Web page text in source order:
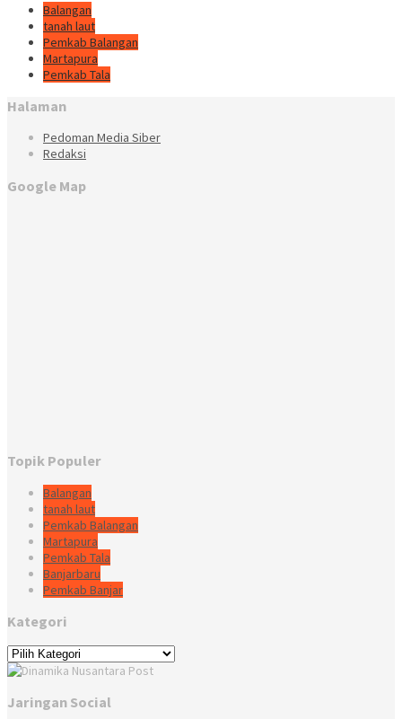
Balangan
tanah laut
Pemkab Balangan
Martapura
Pemkab Tala
Halaman
Pedoman Media Siber
Redaksi
Google Map
Topik Populer
Balangan
tanah laut
Pemkab Balangan
Martapura
Pemkab Tala
Banjarbaru
Pemkab Banjar
Kategori
Kategori
Jaringan Social